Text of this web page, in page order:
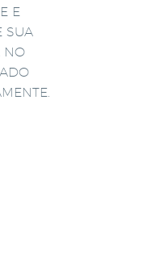
E
SUA
NO